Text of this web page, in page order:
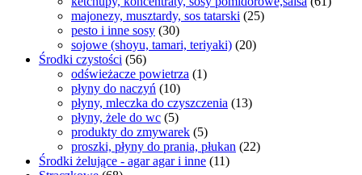
majonezy, musztardy, sos tatarski (25)
pesto i inne sosy (30)
sojowe (shoyu, tamari, teriyaki) (20)
Środki czystości (56)
odświeżacze powietrza (1)
płyny do naczyń (10)
płyny, mleczka do czyszczenia (13)
płyny, żele do wc (5)
produkty do zmywarek (5)
proszki, płyny do prania, płukan (22)
Środki żelujące - agar agar i inne (11)